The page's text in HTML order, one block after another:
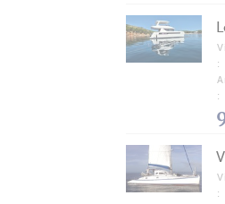
:
:
: